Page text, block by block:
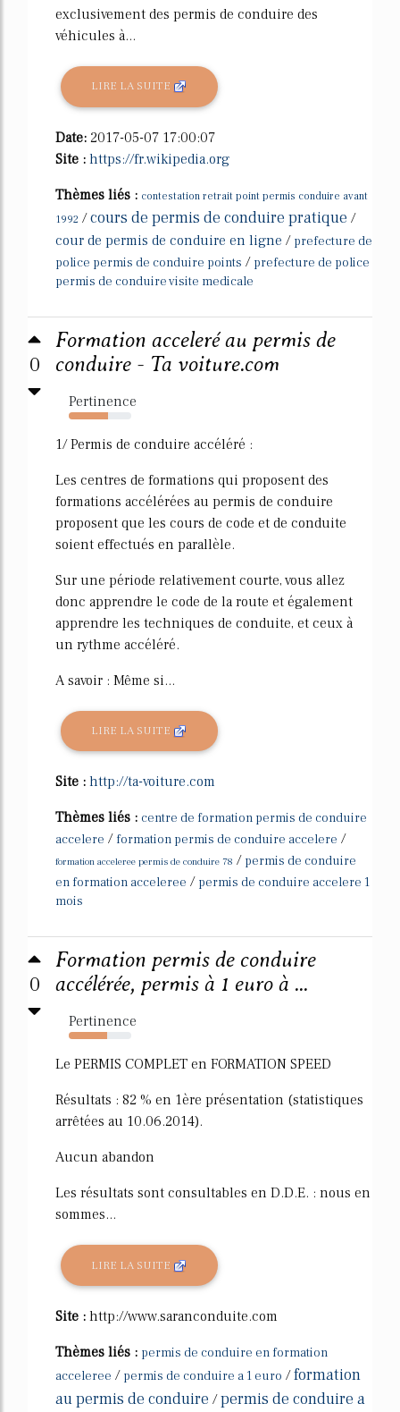
exclusivement des permis de conduire des
véhicules à...
LIRE LA SUITE
Date: 2017-05-07 17:00:07
Site : https://fr.wikipedia.org
Thèmes liés : contestation retrait point permis conduire avant
1992 /cours de permis de conduire pratique /
cour de permis de conduire en ligne / prefecture de
police permis de conduire points / prefecture de police
permis de conduire visite medicale
0
Formation acceleré au permis de
conduire - Ta voiture.com
Pertinence
63%
1/ Permis de conduire accéléré :
Les centres de formations qui proposent des
formations accélérées au permis de conduire
proposent que les cours de code et de conduite
soient effectués en parallèle.
Sur une période relativement courte, vous allez
donc apprendre le code de la route et également
apprendre les techniques de conduite, et ceux à
un rythme accéléré.
A savoir : Même si...
LIRE LA SUITE
Site : http://ta-voiture.com
Thèmes liés : centre de formation permis de conduire
accelere / formation permis de conduire accelere /
formation acceleree permis de conduire 78 / permis de conduire
en formation acceleree / permis de conduire accelere 1
mois
0
Formation permis de conduire
accélérée, permis à 1 euro à ...
Pertinence
62%
Le PERMIS COMPLET en FORMATION SPEED
Résultats : 82 % en 1ère présentation (statistiques
arrêtées au 10.06.2014).
Aucun abandon
Les résultats sont consultables en D.D.E. : nous en
sommes...
LIRE LA SUITE
Site : http://www.saranconduite.com
Thèmes liés : permis de conduire en formation
acceleree / permis de conduire a 1 euro /formation
au permis de conduire /permis de conduire a